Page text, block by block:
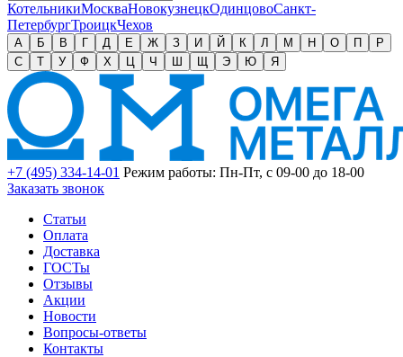
КотельникиМоскваНовокузнецкОдинцовоСанкт-
ПетербургТроицкЧехов
А Б В Г Д Е Ж З И Й К Л М Н О П
Р
С
Т У Ф Х Ц Ч Ш Щ Э Ю Я
+7 (495) 334-14-01 Режим работы: Пн-Пт, с 09-00 до 18-00
Заказать звонок
Статьи
Оплата
Доставка
ГОСТы
Отзывы
Акции
Новости
Вопросы-ответы
Контакты